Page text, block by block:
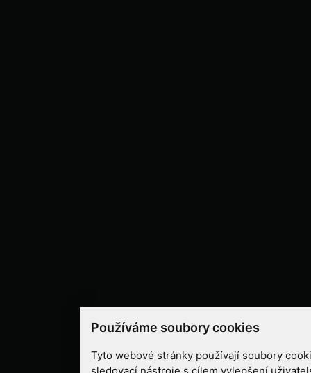
Používáme soubory cookies
Tyto webové stránky používají soubory